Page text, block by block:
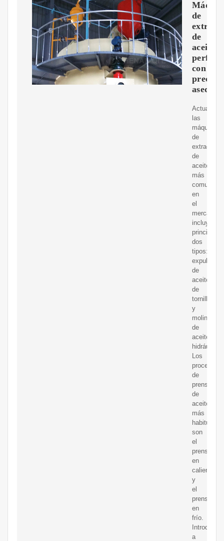
de
de
aceite
con
precio
las
máquinas
de
extracción
de
aceite
más
comunes
en
el
mercado
incluyen
dos
tipos:
expulsor
de
aceite
de
tornillo
y
molino
de
aceite
hidráulico.
Los
procesos
de
prensado
de
aceite
más
habituales
son
el
prensado
en
caliente
y
el
prensado
en
frío.
a